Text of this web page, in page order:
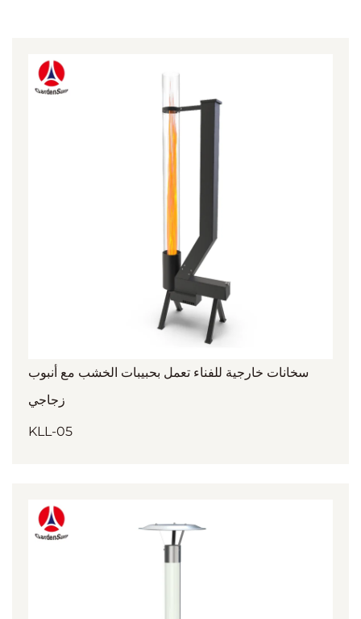
سخانات خارجية للفناء تعمل بحبيبات الخشب مع أنبوب
زجاجي
KLL-05